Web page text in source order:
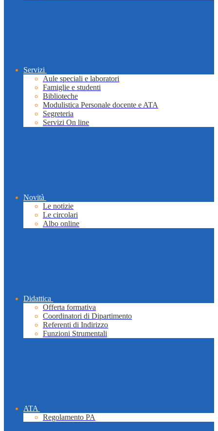
Servizi
Aule speciali e laboratori
Famiglie e studenti
Biblioteche
Modulistica Personale docente e ATA
Segreteria
Servizi On line
Novità
Le notizie
Le circolari
Albo online
Didattica
Offerta formativa
Coordinatori di Dipartimento
Referenti di Indirizzo
Funzioni Strumentali
ATA
Regolamento PA